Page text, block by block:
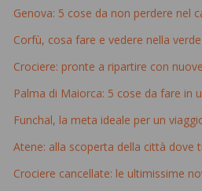
Genova: 5 cose da non perdere nel
Corfù, cosa fare e vedere nella
Crociere: pronte a ripartire con
Palma di Maiorca: 5 cose da fare in
Funchal, la meta ideale per un
Atene: alla scoperta della città dove
Crociere cancellate: le ultimissime